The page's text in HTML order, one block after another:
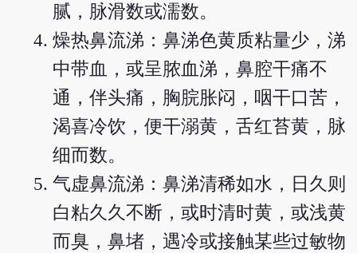
腻，脉滑数或濡数。
燥热鼻流涕：鼻涕色黄质粘量少，涕
中带血，或呈脓血涕，鼻腔干痛不
通，伴头痛，胸脘胀闷，咽干口苦，
渴喜冷饮，便干溺黄，舌红苔黄，脉
细而数。
气虚鼻流涕：鼻涕清稀如水，日久则
白粘久久不断，或时清时黄，或浅黄
而臭，鼻堵，遇冷或接触某些过敏物